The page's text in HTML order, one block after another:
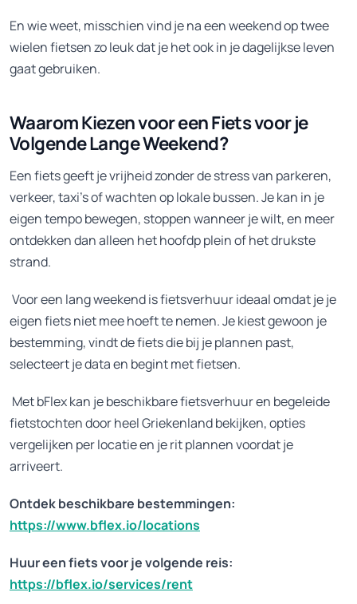
En wie weet, misschien vind je na een weekend op twee
wielen fietsen zo leuk dat je het ook in je dagelijkse leven
gaat gebruiken.
Waarom Kiezen voor een Fiets voor je
Volgende Lange Weekend?
Een fiets geeft je vrijheid zonder de stress van parkeren,
verkeer, taxi’s of wachten op lokale bussen. Je kan in je
eigen tempo bewegen, stoppen wanneer je wilt, en meer
ontdekken dan alleen het hoofdp plein of het drukste
strand.
Voor een lang weekend is fietsverhuur ideaal omdat je je
eigen fiets niet mee hoeft te nemen. Je kiest gewoon je
bestemming, vindt de fiets die bij je plannen past,
selecteert je data en begint met fietsen.
Met bFlex kan je beschikbare fietsverhuur en begeleide
fietstochten door heel Griekenland bekijken, opties
vergelijken per locatie en je rit plannen voordat je
arriveert.
Ontdek beschikbare bestemmingen:
https://www.bflex.io/locations
Huur een fiets voor je volgende reis:
https://bflex.io/services/rent